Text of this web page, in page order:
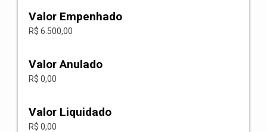
Valor Empenhado
R$ 6.500,00
Valor Anulado
R$ 0,00
Valor Liquidado
R$ 0,00